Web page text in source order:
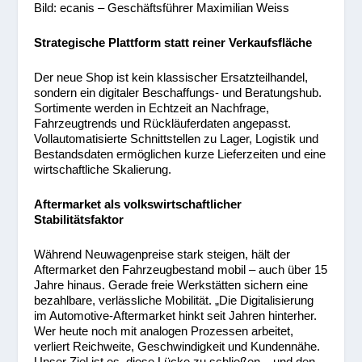
Bild: ecanis – Geschäftsführer Maximilian Weiss
Strategische Plattform statt reiner Verkaufsfläche
Der neue Shop ist kein klassischer Ersatzteilhandel,
sondern ein digitaler Beschaffungs- und Beratungshub.
Sortimente werden in Echtzeit an Nachfrage,
Fahrzeugtrends und Rückläuferdaten angepasst.
Vollautomatisierte Schnittstellen zu Lager, Logistik und
Bestandsdaten ermöglichen kurze Lieferzeiten und eine
wirtschaftliche Skalierung.
Aftermarket als volkswirtschaftlicher
Stabilitätsfaktor
Während Neuwagenpreise stark steigen, hält der
Aftermarket den Fahrzeugbestand mobil – auch über 15
Jahre hinaus. Gerade freie Werkstätten sichern eine
bezahlbare, verlässliche Mobilität. „Die Digitalisierung
im Automotive-Aftermarket hinkt seit Jahren hinterher.
Wer heute noch mit analogen Prozessen arbeitet,
verliert Reichweite, Geschwindigkeit und Kundennähe.